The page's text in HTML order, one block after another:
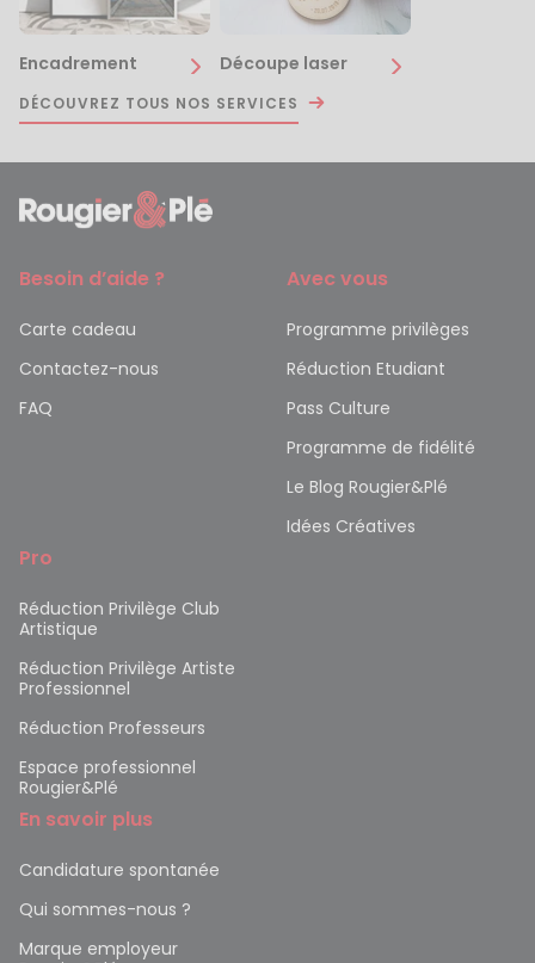
Encadrement Découpe laser
DÉCOUVREZ TOUS NOS SERVICES
Besoin d’aide ?
Carte cadeau
Contactez-nous
FAQ
Avec vous
Programme privilèges
Réduction Etudiant
Pass Culture
Programme de fidélité
Le Blog Rougier&Plé
Idées Créatives
Pro
Réduction Privilège Club
Artistique
Réduction Privilège Artiste
Professionnel
Réduction Professeurs
Espace professionnel
Rougier&Plé
En savoir plus
Candidature spontanée
Qui sommes-nous ?
Marque employeur